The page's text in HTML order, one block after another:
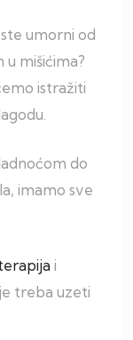
ste umorni od
mišićima?
istražiti
do
imamo sve
i
treba uzeti